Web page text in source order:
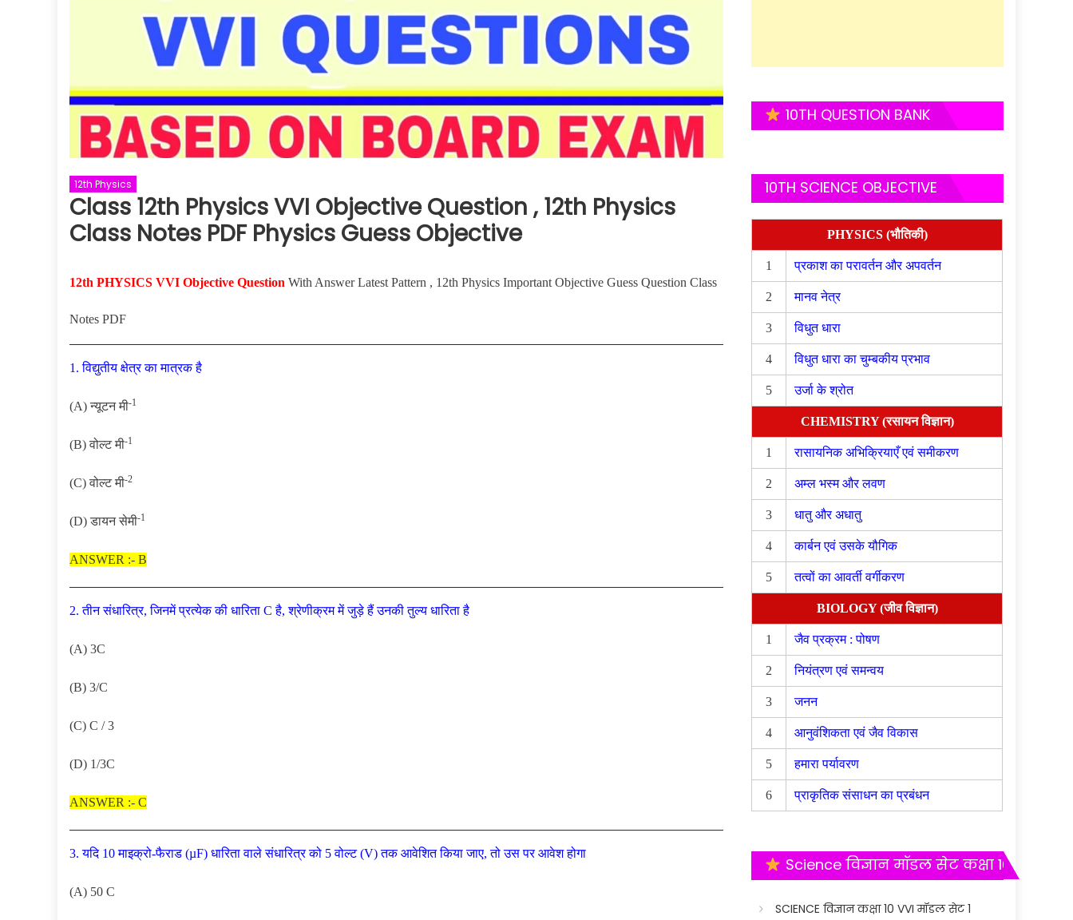
12th Physics
Class 12th Physics VVI Objective Question , 12th Physics
Class Notes PDF Physics Guess Objective
12th PHYSICS VVI Objective Question With Answer Latest Pattern , 12th Physics Important Objective Guess Question Class
Notes PDF
1. विद्युतीय क्षेत्र का मात्रक है
(A) न्यूटन मी-1
(B) वोल्ट मी-1
(C) वोल्ट मी-2
(D) डायन सेमी-1
ANSWER :- B
2. तीन संधारित्र, जिनमें प्रत्येक की धारिता C है, श्रेणीक्रम में जुड़े हैं उनकी तुल्य धारिता है
(A) 3C
(B) 3/C
(C) C / 3
(D) 1/3C
ANSWER :- C
3. यदि 10 माइक्रो-फैराड (µF) धारिता वाले संधारित्र को 5 वोल्ट (V) तक आवेशित किया जाए, तो उस पर आवेश होगा
(A) 50 C
10TH QUESTION BANK
10TH SCIENCE OBJECTIVE
PHYSICS (भौतिकी)
1 प्रकाश का परावर्तन और अपवर्तन
2 मानव नेत्र
3 विधुत धारा
4 विधुत धारा का चुम्बकीय प्रभाव
5 उर्जा के श्रोत
CHEMISTRY (रसायन विज्ञान)
1 रासायनिक अभिक्रियाएँ एवं समीकरण
2 अम्ल भस्म और लवण
3 धातु और अधातु
4 कार्बन एवं उसके यौगिक
5 तत्वों का आवर्ती वर्गीकरण
BIOLOGY (जीव विज्ञान)
1 जैव प्रक्रम : पोषण
2 नियंत्रण एवं समन्वय
3 जनन
4 आनुवंशिकता एवं जैव विकास
5 हमारा पर्यावरण
6 प्राकृतिक संसाधन का प्रबंधन
Science विज्ञान मॉडल सेट कक्षा 10
SCIENCE विज्ञान कक्षा 10 VVI मॉडल सेट 1